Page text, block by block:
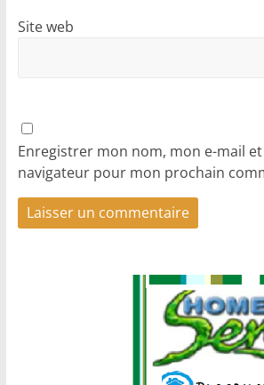
Site web
Enregistrer mon nom, mon e-mail
navigateur pour mon prochain